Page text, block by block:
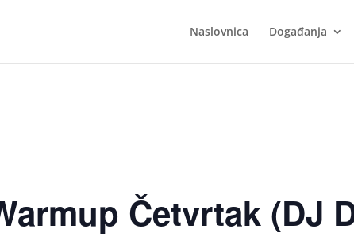
Naslovnica Događanja
Četvrtak (DJ